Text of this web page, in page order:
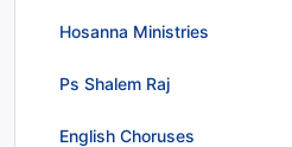
Hosanna Ministries
Ps Shalem Raj
English Choruses